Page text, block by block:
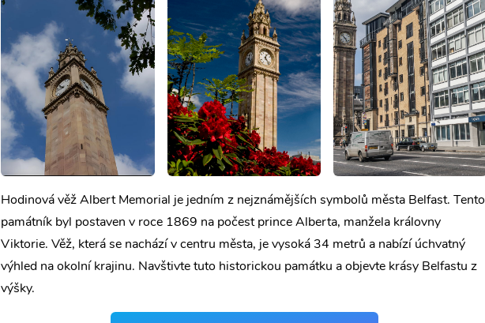
Hodinová věž Albert Memorial je jedním z nejznámějších symbolů města Belfast. Tento
památník byl postaven v roce 1869 na počest prince Alberta, manžela královny
Viktorie. Věž, která se nachází v centru města, je vysoká 34 metrů a nabízí úchvatný
výhled na okolní krajinu. Navštivte tuto historickou památku a objevte krásy Belfastu z
výšky.